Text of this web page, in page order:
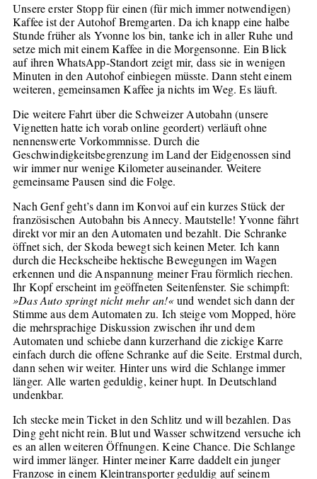
Unsere erster Stopp für einen (für mich immer notwendigen)
Kaffee ist der Autohof Bremgarten. Da ich knapp eine halbe
Stunde früher als Yvonne los bin, tanke ich in aller Ruhe und
setze mich mit einem Kaffee in die Morgensonne. Ein Blick
auf ihren WhatsApp-Standort zeigt mir, dass sie in wenigen
Minuten in den Autohof einbiegen müsste. Dann steht einem
weiteren, gemeinsamen Kaffee ja nichts im Weg. Es läuft.
Die weitere Fahrt über die Schweizer Autobahn (unsere
Vignetten hatte ich vorab online geordert) verläuft ohne
nennenswerte Vorkommnisse. Durch die
Geschwindigkeitsbegrenzung im Land der Eidgenossen sind
wir immer nur wenige Kilometer auseinander. Weitere
gemeinsame Pausen sind die Folge.
Nach Genf geht’s dann im Konvoi auf ein kurzes Stück der
französischen Autobahn bis Annecy. Mautstelle! Yvonne fährt
direkt vor mir an den Automaten und bezahlt. Die Schranke
öffnet sich, der Skoda bewegt sich keinen Meter. Ich kann
durch die Heckscheibe hektische Bewegungen im Wagen
erkennen und die Anspannung meiner Frau förmlich riechen.
Ihr Kopf erscheint im geöffneten Seitenfenster. Sie schimpft:
»Das Auto springt nicht mehr an!«und wendet sich dann der
Stimme aus dem Automaten zu. Ich steige vom Mopped, höre
die mehrsprachige Diskussion zwischen ihr und dem
Automaten und schiebe dann kurzerhand die zickige Karre
einfach durch die offene Schranke auf die Seite. Erstmal durch,
dann sehen wir weiter. Hinter uns wird die Schlange immer
länger. Alle warten geduldig, keiner hupt. In Deutschland
undenkbar.
Ich stecke mein Ticket in den Schlitz und will bezahlen. Das
Ding geht nicht rein. Blut und Wasser schwitzend versuche ich
es an allen weiteren Öffnungen. Keine Chance. Die Schlange
wird immer länger. Hinter meiner Karre daddelt ein junger
Franzose in einem Kleintransporter geduldig auf seinem